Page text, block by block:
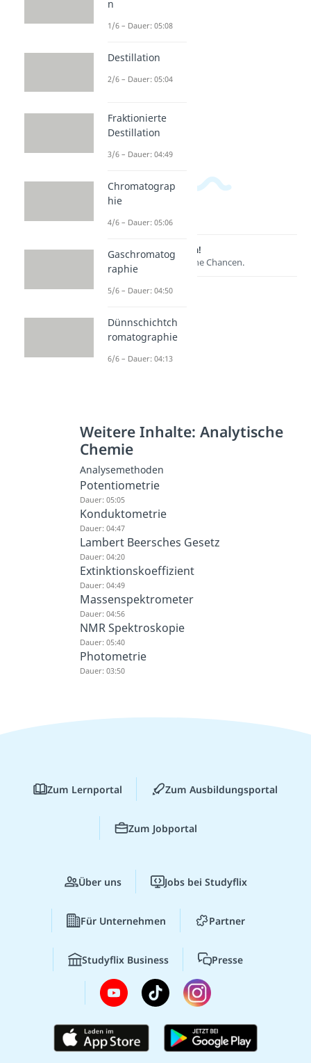
Lernen lohnt sich!
Entdecke hier deine Chancen.
Weitere Inhalte: Analytische
Chemie
Analysemethoden
Potentiometrie
Dauer: 05:05
Konduktometrie
Dauer: 04:47
Lambert Beersches Gesetz
Dauer: 04:20
Extinktionskoeffizient
Dauer: 04:49
Massenspektrometer
Dauer: 04:56
NMR Spektroskopie
Dauer: 05:40
Photometrie
Dauer: 03:50
n
1/6 – Dauer: 05:08
Destillation
2/6 – Dauer: 05:04
Fraktionierte
Destillation
3/6 – Dauer: 04:49
Chromatograp
hie
4/6 – Dauer: 05:06
Gaschromatog
raphie
5/6 – Dauer: 04:50
Dünnschichtch
romatographie
6/6 – Dauer: 04:13
Zum Lernportal Zum Ausbildungsportal
Zum Jobportal
Über uns Jobs bei Studyflix
Für Unternehmen Partner
Studyflix Business Presse